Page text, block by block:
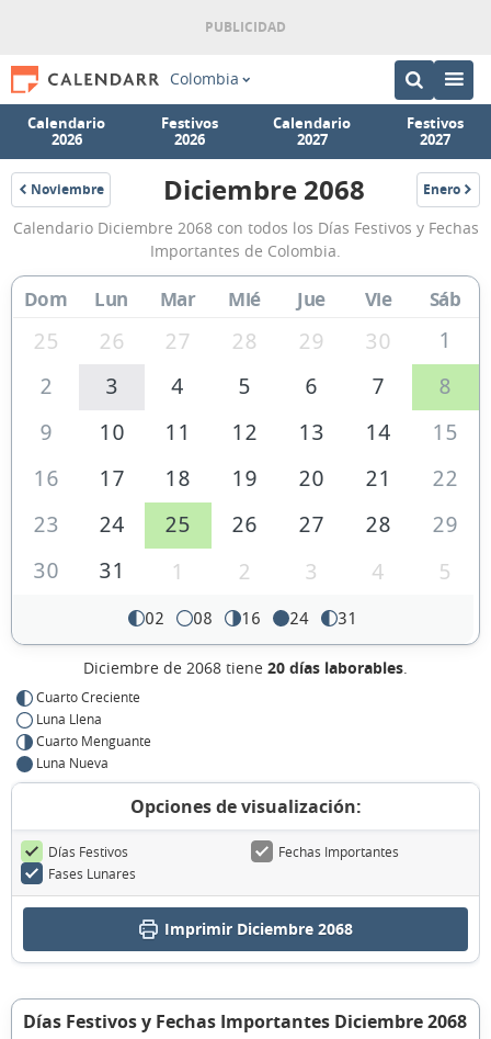
Colombia
Calendario
2026
Festivos
2026
Calendario
2027
Festivos
2027
Noviembre
2068
Calendario
Diciembre
2068
Colombia
Diciembre 2068 Enero
2069
Calendario Diciembre 2068 con todos los Días Festivos y Fechas
Importantes de Colombia.
Dom Lun Mar Mié Jue Vie Sáb
25 26 27 28 29 30
1
2
3 4 5 6 7
8
9
10 11 12 13 14
15
16
17 18 19 20 21
22
23
24 25 26 27 28
29
30
31 1 2 3 4 5
02 08 16 24 31
Diciembre de 2068 tiene 20 días laborables.
Cuarto Creciente
Luna Llena
Cuarto Menguante
Luna Nueva
Opciones de visualización:
Días Festivos
Fechas Importantes
Fases Lunares
Imprimir Diciembre 2068
Días Festivos y Fechas Importantes Diciembre 2068